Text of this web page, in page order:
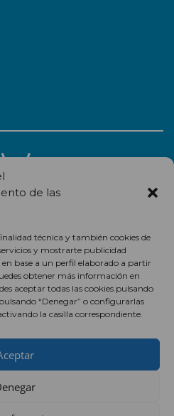
de las
técnica y también cookies de
y mostrarte publicidad
base a un perfil elaborado a partir
obtener más información en
aceptar todas las cookies pulsando
“Denegar” o configurarlas
la casilla correspondiente.
comercial.